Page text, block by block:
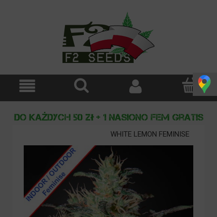
WHITE LEMON FEMINISE